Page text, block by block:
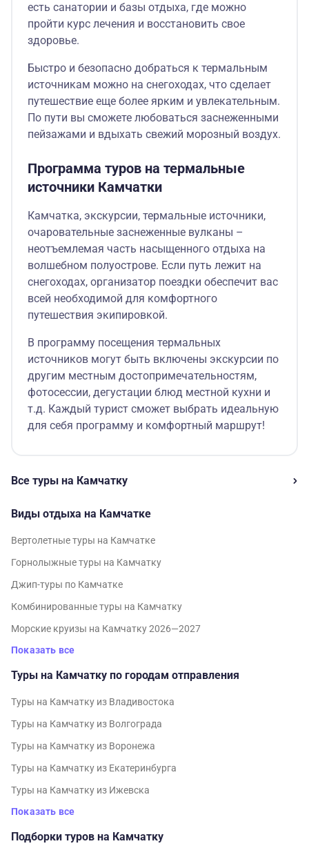
есть санатории и базы отдыха, где можно
пройти курс лечения и восстановить свое
здоровье.
Быстро и безопасно добраться к термальным
источникам можно на снегоходах, что сделает
путешествие еще более ярким и увлекательным.
По пути вы сможете любоваться заснеженными
пейзажами и вдыхать свежий морозный воздух.
Программа туров на термальные
источники Камчатки
Камчатка, экскурсии, термальные источники,
очаровательные заснеженные вулканы –
неотъемлемая часть насыщенного отдыха на
волшебном полуострове. Если путь лежит на
снегоходах, организатор поездки обеспечит вас
всей необходимой для комфортного
путешествия экипировкой.
В программу посещения термальных
источников могут быть включены экскурсии по
другим местным достопримечательностям,
фотосессии, дегустации блюд местной кухни и
т.д. Каждый турист сможет выбрать идеальную
для себя программу и комфортный маршрут!
Все туры на Камчатку
Виды отдыха на Камчатке
Вертолетные туры на Камчатке
Горнолыжные туры на Камчатку
Джип-туры по Камчатке
Комбинированные туры на Камчатку
Морские круизы на Камчатку 2026—2027
Показать все
Туры на Камчатку по городам отправления
Туры на Камчатку из Владивостока
Туры на Камчатку из Волгограда
Туры на Камчатку из Воронежа
Туры на Камчатку из Екатеринбурга
Туры на Камчатку из Ижевска
Показать все
Подборки туров на Камчатку